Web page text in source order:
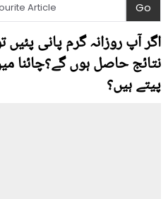
اگر آپ روزانہ گرم پانی
نتائج حاصل ہوں گے؟چائنا
پیتے ہیں؟